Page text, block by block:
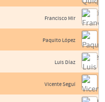
Francisco Mir
Paquito López
Luis Díaz
Vicente Seguí